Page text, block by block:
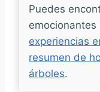
Puedes
emocionantes
experiencias
resumen de
árboles.